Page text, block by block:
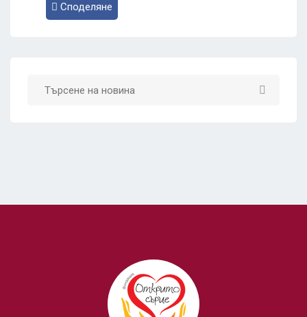
Споделяне